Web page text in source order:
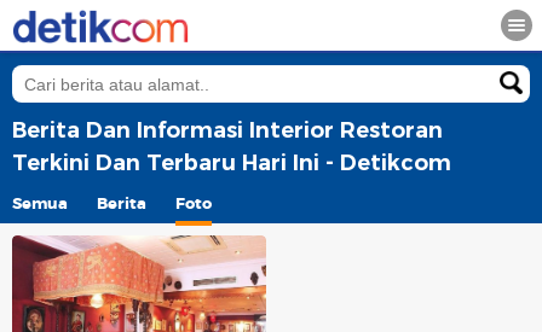
Berita Dan Informasi Interior Restoran
Terkini Dan Terbaru Hari Ini - Detikcom
Semua Berita Foto